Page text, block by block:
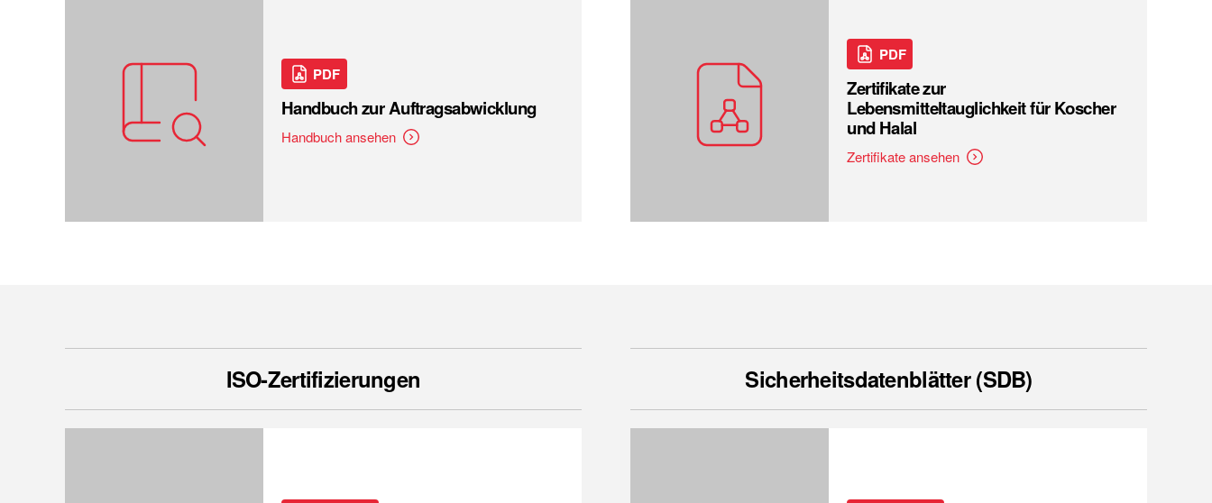
PDF
Handbuch zur Auftragsabwicklung
Handbuch ansehen
PDF
Zertifikate zur
Lebensmitteltauglichkeit für Koscher
und Halal
Zertifikate ansehen
ISO-Zertifizierungen Sicherheitsdatenblätter (SDB)